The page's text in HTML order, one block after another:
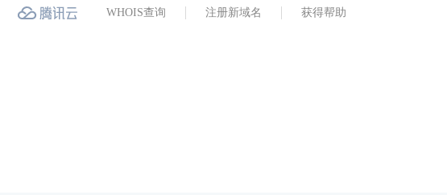
WHOIS查询 注册新域名 获得帮助